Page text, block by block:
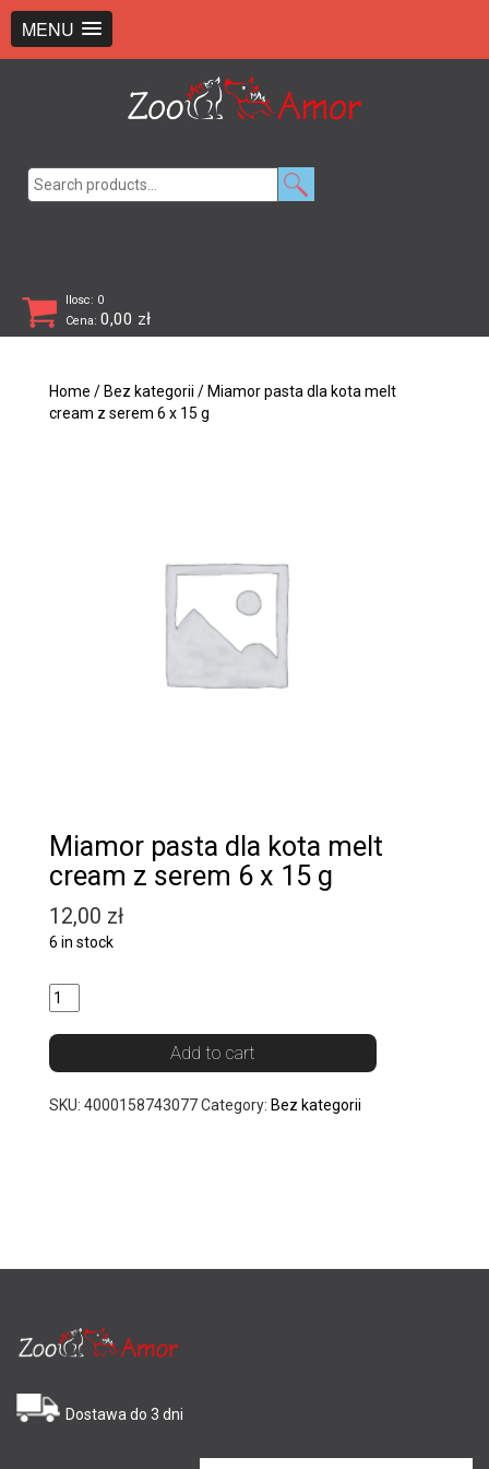
MENU
Ilosc: 0
Cena: 0,00 zł
Home / Bez kategorii / Miamor pasta dla kota melt
cream z serem 6 x 15 g
Miamor pasta dla kota melt
cream z serem 6 x 15 g
12,00 zł
6 in stock
Add to cart
SKU: 4000158743077Category: Bez kategorii
Dostawa do 3 dni